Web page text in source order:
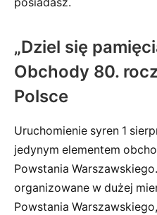
„Dziel się
Obchody 80.
Polsce
Uruchomienie syren 1
jedynym elementem
Powstania
organizowane w dużej
Powstania